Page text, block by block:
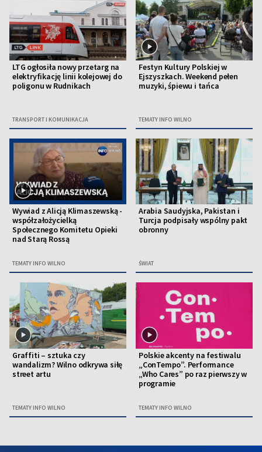
LTG ogłosiła nowy przetarg na
elektryfikację linii kolejowej do
poligonu w Rudnikach
TRANSPORT I KOMUNIKACJA
Festyn Kultury Polskiej w
Ejszyszkach. Weekend pełen
muzyki, śpiewu i tańca
TEMATY INFO WILNO
Wywiad z Alicją Klimaszewską -
współzałożycielką
Społecznego Komitetu Opieki
nad Starą Rossą
TEMATY INFO WILNO
Arabia Saudyjska, Pakistan i
Turcja podpisały wspólny pakt
obronny
ŚWIAT
Graffiti – sztuka czy
wandalizm? Wilno odkrywa siłę
street artu
TEMATY INFO WILNO
Polskie akcenty na festiwalu
„ConTempo”. Performance
„Who Cares” po raz pierwszy w
programie
TEMATY INFO WILNO